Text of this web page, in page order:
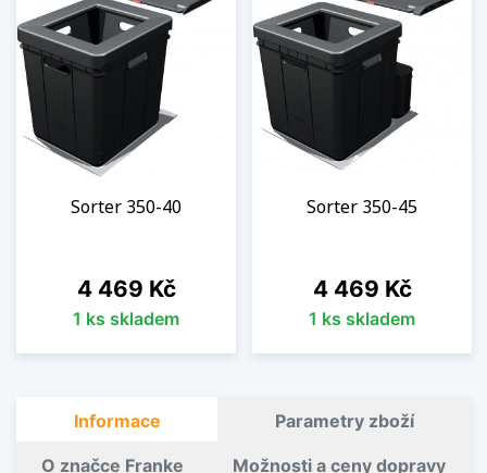
Sorter 350-40
Cena
4 469 Kč
1 ks skladem
Sorter 350-45
Cena
4 469 Kč
1 ks skladem
Informace Parametry zboží
O značce Franke Možnosti a ceny dopravy